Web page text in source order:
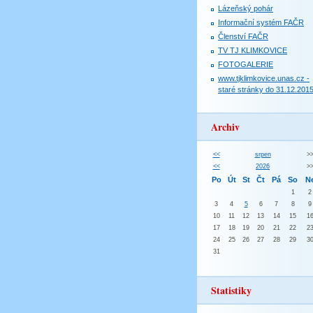
Lázeňský pohár
Informační systém FAČR
Členství FAČR
TV TJ KLIMKOVICE
FOTOGALERIE
www.tjklimkovice.unas.cz -
staré stránky do 31.12.2015
Archiv
<< srpen
>>
<<
2026 >>
Po Út St Čt Pá So
1
2
3
4 5 6 7 8
9
10
11 12 13 14 15
16
17
18 19 20 21 22
23
24
25 26 27 28 29
30
31
Statistiky